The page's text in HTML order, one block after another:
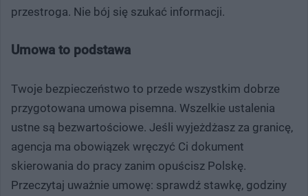
przestroga. Nie bój się szukać informacji.
Umowa to podstawa
Twoje bezpieczeństwo to przede wszystkim dobrze
przygotowana umowa pisemna. Wszelkie ustalenia
ustne są bezwartościowe. Jeśli wyjeżdżasz za granicę,
agencja ma obowiązek wręczyć Ci dokument
skierowania do pracy zanim opuścisz Polskę.
Przeczytaj uważnie umowę: sprawdź stawkę, godziny